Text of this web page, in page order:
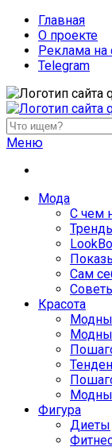
Главная
О проекте
Реклама на
Telegram
queenofstyle.ru
Женский сайт о
похудения,
Меню
Мода
С чем
Сам
Красота
Фигура
Диеты